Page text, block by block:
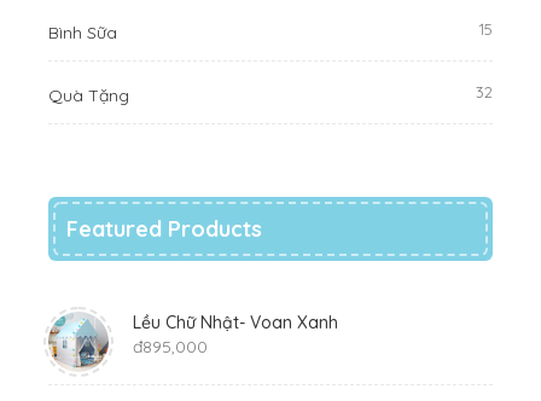
Bình Sữa 15
Quà Tặng 32
Featured Products
Lều Chữ Nhật- Voan Xanh
đ895,000